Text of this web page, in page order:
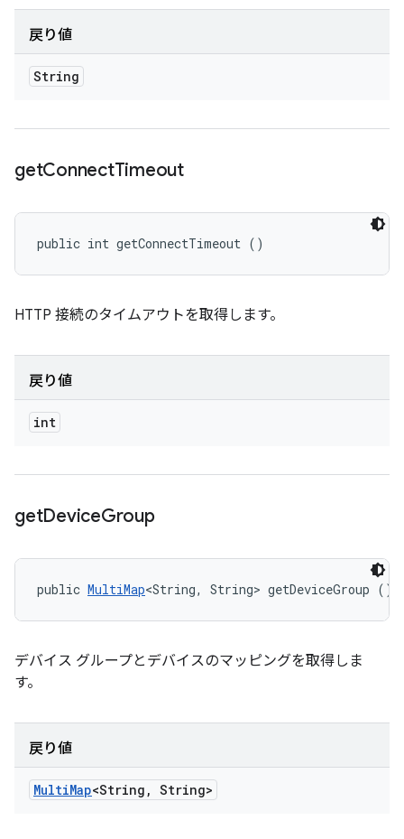
戻り値
String
getConnectTimeout
public int getConnectTimeout ()
HTTP 接続のタイムアウトを取得します。
戻り値
int
getDeviceGroup
public MultiMap<String, String> getDeviceGroup ()
デバイス グループとデバイスのマッピングを取得しま
す。
戻り値
MultiMap<String , String>